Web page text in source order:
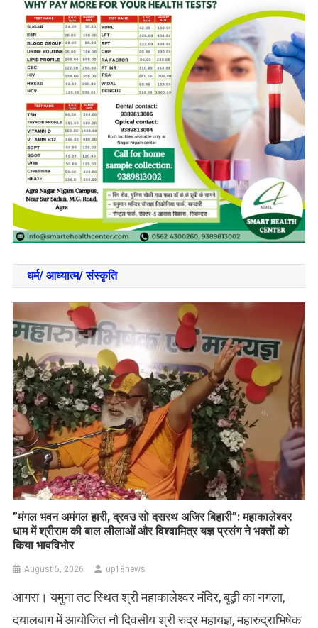
धर्म/ आध्‍यात्‍म/ संस्‍कृति
​”मंगल भवन अमंगल हारी, द्रवउ सो दसरथ अजिर बिहारी”: महाकालेश्वर
धाम में श्रीराम की बाल लीलाओं और विश्वामित्र यज्ञ प्रसंग ने भक्तों को
किया भावविभोर
August 5, 2026 up18news
आगरा। यमुना तट स्थित श्री महाकालेश्वर मंदिर, बूढ़ी का नगला,
दयालबाग में आयोजित नौ दिवसीय श्री रुद्र महायज्ञ, महारुद्राभिषेक